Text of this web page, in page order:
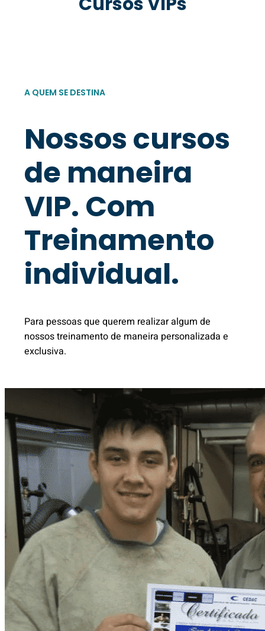
A QUEM SE DESTINA
Nossos cursos
de maneira
VIP. Com
Treinamento
individual.
Para pessoas que querem realizar algum de
nossos treinamento de maneira personalizada e
exclusiva.